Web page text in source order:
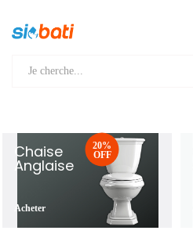
Chaise
Anglaise
Acheter
20%
OFF